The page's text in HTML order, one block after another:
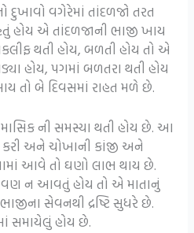
દુખાવો વગેરેમાં તાંદળજો તરત
એ તાંદળજાની ભાજી ખાય
થતી હોય, બળતી હોય તો એ
હોય, પગમાં બળતરા થતી હોય
તો બે દિવસમાં રાહત મળે છે.
ની સમસ્યા થતી હોય છે. આ
અને ચોખાની કાંજી અને
આવે તો ઘણો લાભ થાય છે.
ન આવતું હોય તો એ માતાનું
સેવનથી દ્રષ્ટિ સુધરે છે.
સમાયેલું હોય છે.